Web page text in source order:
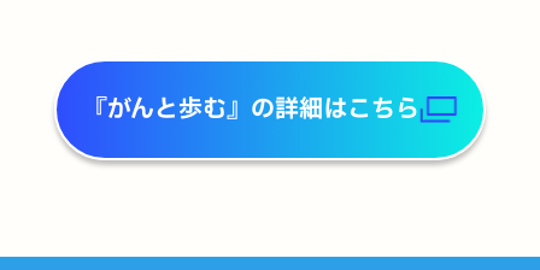
『がんと歩む』の詳細はこちら